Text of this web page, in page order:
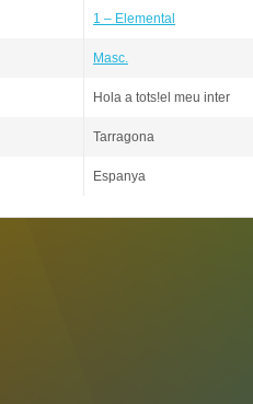
1 – Elemental
Masc.
Hola a tots!el meu inter
Tarragona
Espanya